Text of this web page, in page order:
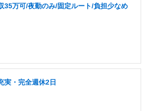
35万可/夜勤のみ/固定ルート/負担少なめ
実・完全週休2日